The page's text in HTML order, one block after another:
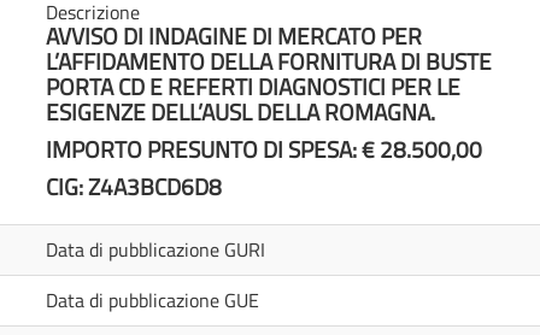
Descrizione
AVVISO DI INDAGINE DI MERCATO PER
L’AFFIDAMENTO DELLA FORNITURA DI BUSTE
PORTA CD E REFERTI DIAGNOSTICI PER LE
ESIGENZE DELL’AUSL DELLA ROMAGNA.
IMPORTO PRESUNTO DI SPESA: € 28.500,00
CIG: Z4A3BCD6D8
Data di pubblicazione GURI
Data di pubblicazione GUE